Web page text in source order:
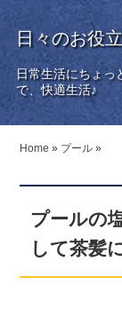
日々のお役
日常生活にちょっ
で、快適生活♪
Home » プール »
プールの
して茶髪